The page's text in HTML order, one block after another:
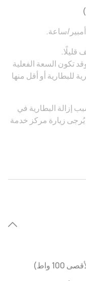
قليلًا.
تكون السعة الفعلية
للبطارية أو أقل منها
إزالة البطارية في
يُرجى زيارة مركز خدمة